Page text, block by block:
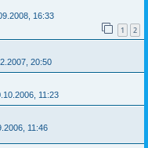
16:33
1 2
20:50
11:23
11:46